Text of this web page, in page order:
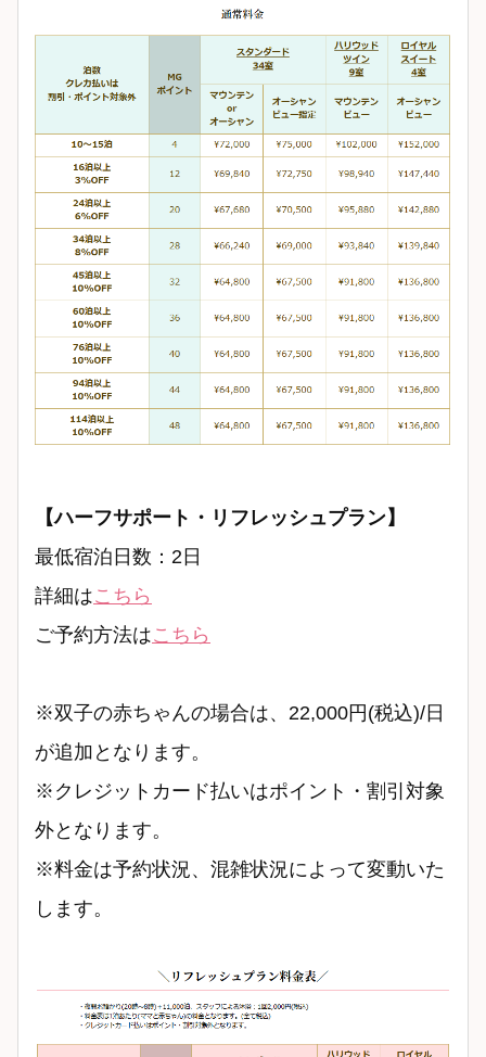
【ハーフサポート・リフレッシュプラン】
最低宿泊日数：2日
詳細はこちら
ご予約方法はこちら
※双子の赤ちゃんの場合は、22,000円(税込)/日
が追加となります。
※クレジットカード払いはポイント・割引対象
外となります。
※料金は予約状況、混雑状況によって変動いた
します。